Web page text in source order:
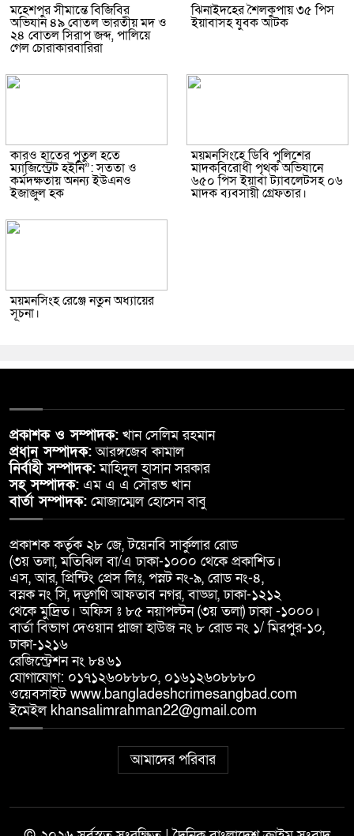
মহেশপুর সীমান্তে বিজিবির
অভিযান ৪৯ বোতল ভারতীয় মদ ও
২৪ বোতল সিরাপ জব্দ, পালিয়ে
গেল চোরাকারবারিরা
ঝিনাইদহের শৈলকুপায় ৩৫ পিস
ইয়াবাসহ যুবক আটক
কারও হাতের পুতুল হতে
ম্যাজিস্ট্রেট হইনি”: সততা ও
কর্মদক্ষতায় অনন্য ইউএনও
ইজাজুল হক
ময়মনসিংহে ডিবি পুলিশের
মাদকবিরোধী পৃথক অভিযানে
৬৫০ পিস ইয়াবা ট্যাবলেটসহ ০৬
মাদক ব্যবসায়ী গ্রেফতার।
ময়মনসিংহ রেঞ্জে নতুন অধ্যায়ের
সূচনা।
প্রকাশক ও সম্পাদক: খান সেলিম রহমান
প্রধান সম্পাদক:আরঙ্গজেব কামাল
নির্বাহী সম্পাদক:মাহিদুল হাসান সরকার
সহ সম্পাদক: এম এ এ সৌরভ খান
বার্তা সম্পাদক: মোজাম্মেল হোসেন বাবু
প্রকাশক কর্তৃক ২৮ জে, টয়েনবি সার্কুলার রোড
(৩য় তলা, মতিঝিল বা/এ ঢাকা-১০০০ থেকে প্রকাশিত।
এস, আর, প্রিন্টিং প্রেস লিঃ, পস্নট নং-৯, রোড নং-৪,
বস্নক নং সি, দড়্গণি আফতাব নগর, বাড্ডা, ঢাকা-১২১২
থেকে মুদ্রিত। অফিস ঃ ৮৫ নয়াপল্টন (৩য় তলা) ঢাকা -১০০০।
বার্তা বিভাগ দেওয়ান প্লাজা হাউজ নং ৮ রোড নং ১/ মিরপুর-১০,
ঢাকা-১২১৬
রেজিস্ট্রেশন নং ৮৪৬১
যোগাযোগ: ০১৭১২৬০৮৮৮০, ০১৬১২৬০৮৮৮০
ওয়েবসাইট www.bangladeshcrimesangbad.com
ইমেইল khansalimrahman22@gmail.com
আমাদের পরিবার